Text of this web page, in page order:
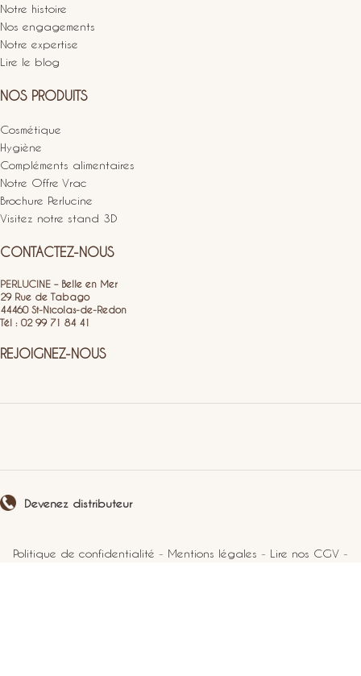
Notre histoire
Nos engagements
Notre expertise
Lire le blog
NOS PRODUITS
Cosmétique
Hygiène
Compléments alimentaires
Notre Offre Vrac
Brochure Perlucine
Visitez notre stand 3D
CONTACTEZ-NOUS
PERLUCINE – Belle en Mer
29 Rue de Tabago
44460 St-Nicolas-de-Redon
Tél : 02 99 71 84 41
REJOIGNEZ-NOUS
Devenez distributeur
Politique de confidentialité - Mentions légales - Lire nos CGV -